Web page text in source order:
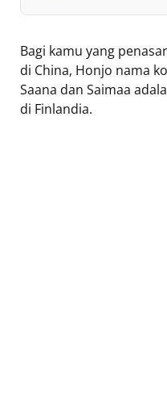
Bagi kamu yang
di China, Honjo nama
Saana dan Saimaa
di Finlandia.